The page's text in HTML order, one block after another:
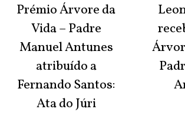
Prémio Árvore da
Vida – Padre
Manuel Antunes
atribuído a
Fernando Santos:
Ata do Júri